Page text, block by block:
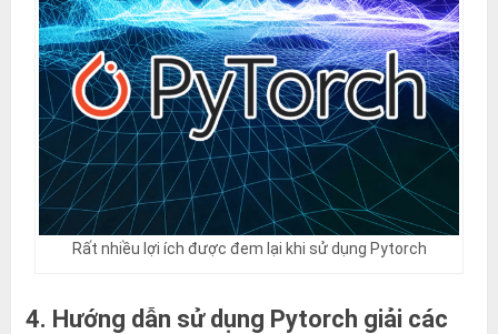
Rất nhiều lợi ích được đem lại khi sử dụng Pytorch
4. Hướng dẫn sử dụng Pytorch giải các